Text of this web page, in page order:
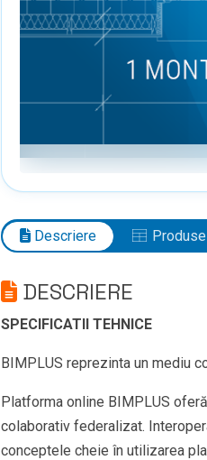
Descriere
DESCRIERE
SPECIFICATII TEHNICE
BIMPLUS reprezinta un mediu
Platforma online BIMPLUS
colaborativ federalizat.
conceptele cheie în utilizarea